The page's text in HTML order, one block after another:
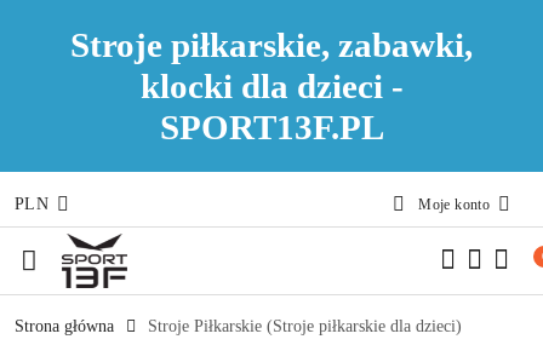
Stroje piłkarskie, zabawki,
klocki dla dzieci -
SPORT13F.PL
Przejdź do treści głównej
Przejdź do wyszukiwarki
Przejdź do moje konto
Przejdź do menu głównego
Przejdź do opisu produktu
Przejdź do stopki
PLN Moje konto
Strona główna Stroje Piłkarskie (Stroje piłkarskie dla dzieci)